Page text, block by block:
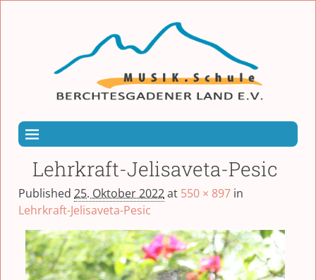
Lehrkraft-Jelisaveta-Pesic
Published 25. Oktober 2022at 550 × 897 in
Lehrkraft-Jelisaveta-Pesic